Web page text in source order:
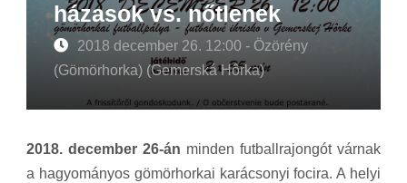
házasok vs. nőtlenek
2018 december 26. 12:00 - Özörény
(Gömörhorka) (Gemerská Hôrka)
2018. december 26-án minden futballrajongót várnak
a hagyományos gömörhorkai karácsonyi focira. A helyi